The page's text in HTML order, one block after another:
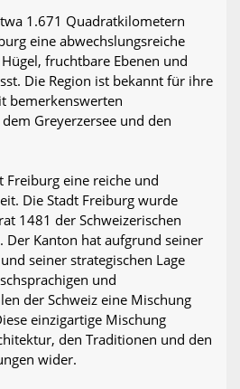
1.671 Quadratkilometern
eine abwechslungsreiche
fruchtbare Ebenen und
Die Region ist bekannt für ihre
bemerkenswerten
Greyerzersee und den
Freiburg eine reiche und
Die Stadt Freiburg wurde
1481 der Schweizerischen
Der Kanton hat aufgrund seiner
seiner strategischen Lage
und
der Schweiz eine Mischung
einzigartige Mischung
den Traditionen und den
wider.